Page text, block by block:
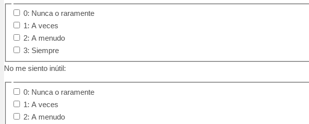
0: Nunca o raramente
1: A veces
2: A menudo
3: Siempre
No me siento inútil:
0: Nunca o raramente
1: A veces
2: A menudo